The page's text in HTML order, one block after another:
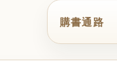
購書通路